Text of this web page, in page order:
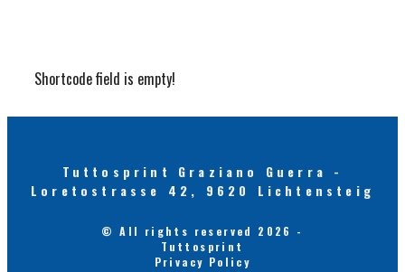
Shortcode field is empty!
Tuttosprint Graziano Guerra -
Loretostrasse 42, 9620 Lichtensteig
© All rights reserved 2026 -
Tuttosprint
Privacy Policy